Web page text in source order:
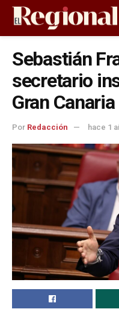
Sebastián
secretario
Gran Canaria
Por Redacción hace 1